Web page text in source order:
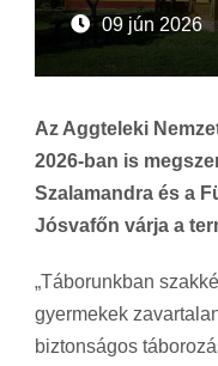
09 jún 2026
Az Aggteleki
2026-ban is
Szalamandra és a
Jósvafőn várja a
„Táborunkban
gyermekek
biztonságos